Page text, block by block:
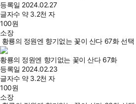
등록일 2024.02.27
글자수 약 3.2천 자
100원
소장
황룡의 정원엔 향기없는 꽃이 산다 67화 선택
황룡의 정원엔 향기없는 꽃이 산다 67화
등록일 2024.02.23
글자수 약 3.2천 자
100원
소장